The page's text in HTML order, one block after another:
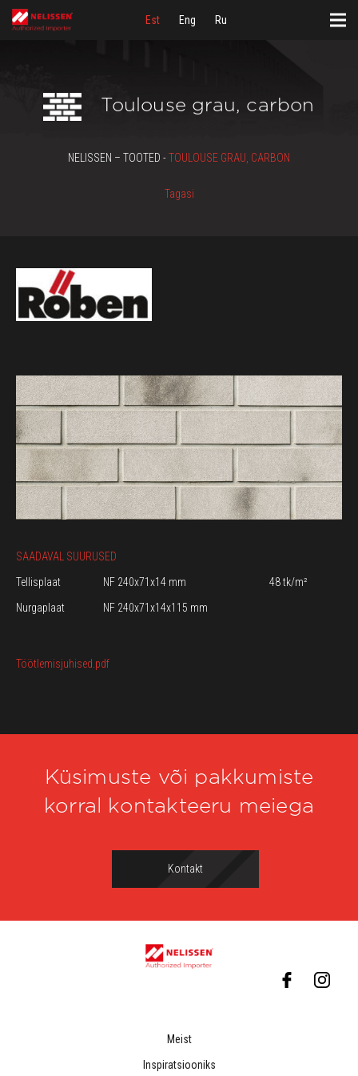
Est Eng Ru
Toulouse grau, carbon
NELISSEN – TOOTED -TOULOUSE GRAU, CARBON
Tagasi
SAADAVAL SUURUSED
Tellisplaat
NF 240x71x14 mm
48 tk/m²
Nurgaplaat
NF 240x71x14x115 mm
Töötlemisjuhised.pdf
Küsimuste või pakkumiste
korral kontakteeru meiega
Kontakt
Meist
Inspiratsiooniks